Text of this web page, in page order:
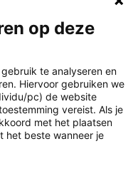
op deze
te analyseren en
Hiervoor gebruiken we
pc) de website
vereist. Als je
met het plaatsen
het beste wanneer je